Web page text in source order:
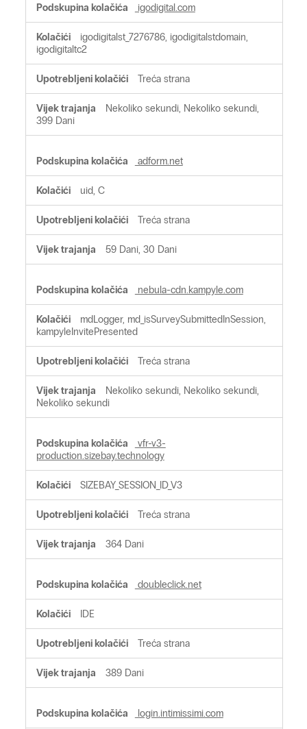
igodigital.com
igodigitalst_7276786, igodigitalstdomain,
igodigitaltc2
Treća strana
Nekoliko sekundi, Nekoliko sekundi,
399 Dani
adform.net
uid, C
Treća strana
59 Dani, 30 Dani
nebula-cdn.kampyle.com
mdLogger, md_isSurveySubmittedInSession,
kampyleInvitePresented
Treća strana
Nekoliko sekundi, Nekoliko sekundi,
Nekoliko sekundi
vfr-v3-
production.sizebay.technology
SIZEBAY_SESSION_ID_V3
Treća strana
364 Dani
doubleclick.net
IDE
Treća strana
389 Dani
login.intimissimi.com